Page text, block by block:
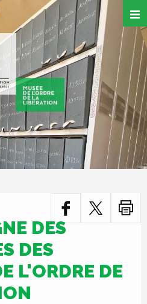
au
contenu
principal
DES
DES
L'ORDRE DE